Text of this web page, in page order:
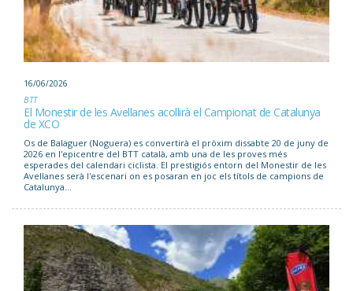
16/06/2026
BTT
El Monestir de les Avellanes acollirà el Campionat de Catalunya
de XCO
Os de Balaguer (Noguera) es convertirà el pròxim dissabte 20 de juny de
2026 en l'epicentre del BTT català, amb una de les proves més
esperades del calendari ciclista. El prestigiós entorn del Monestir de les
Avellanes serà l'escenari on es posaran en joc els títols de campions de
Catalunya...